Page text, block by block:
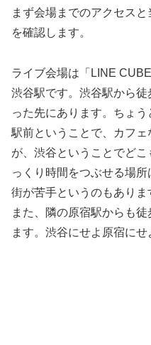
まず会場までのアクセス
を確認します。
ライブ会場は「LINE
渋谷駅です。渋谷駅から
った先にあります。ちょ
駅前ということで、カフ
が、渋谷ということでど
っくり時間をつぶせる場
街が苦手というのもありま
また、隣の原宿駅からも
ます。渋谷にせよ原宿にせ